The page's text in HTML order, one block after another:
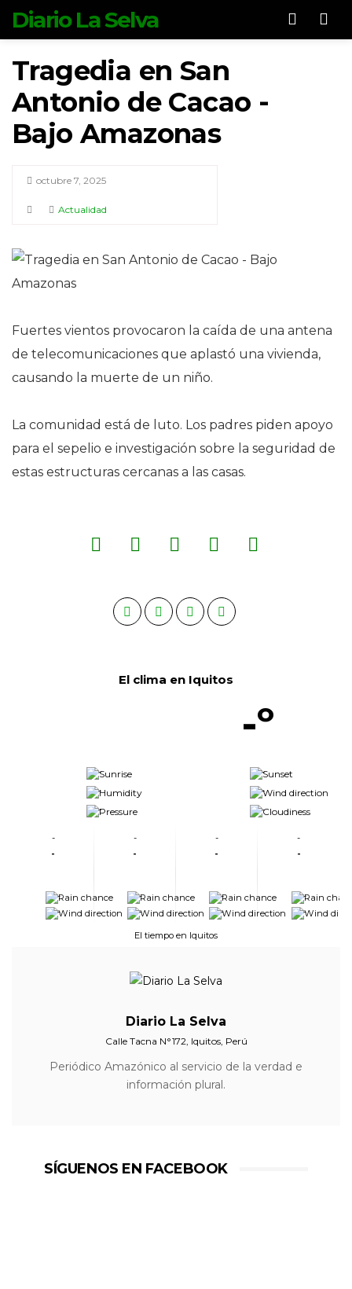
Diario La Selva
Tragedia en San
Antonio de Cacao -
Bajo Amazonas
octubre 7, 2025
Actualidad
Fuertes vientos provocaron la caída de una antena
de telecomunicaciones que aplastó una vivienda,
causando la muerte de un niño.
La comunidad está de luto. Los padres piden apoyo
para el sepelio e investigación sobre la seguridad de
estas estructuras cercanas a las casas.
El clima en Iquitos
-º
-
-
-
-
-
-
-
-
-
-
-
-
-
-
-
-
-
-
-
-
-
-
El tiempo en Iquitos
Diario La Selva
Calle Tacna N°172, Iquitos, Perú
Periódico Amazónico al servicio de la verdad e
información plural.
SÍGUENOS EN FACEBOOK